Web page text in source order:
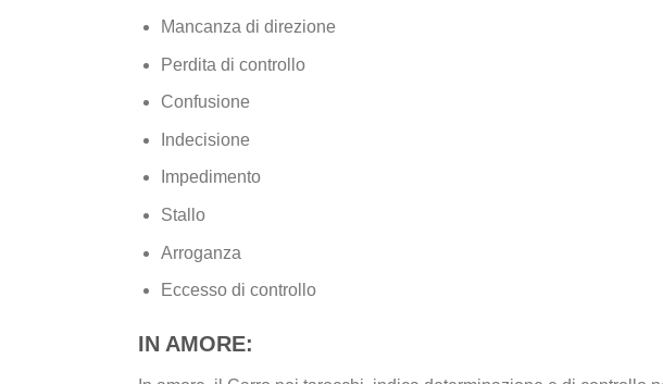
Mancanza di direzione
Perdita di controllo
Confusione
Indecisione
Impedimento
Stallo
Arroganza
Eccesso di controllo
IN AMORE: